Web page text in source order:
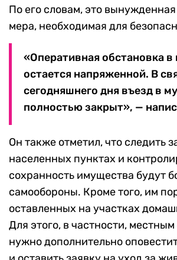
По его словам, это
мера, необходимая для
«Оперативная обстановка
остается напряженной. В
сегодняшнего дня въезд в
полностью закрыт», —
Он также отметил, что следить
населенных пунктах и
сохранность имущества будут
самообороны. Кроме того, им
оставленных на участках
Для этого, в частности,
нужно дополнительно